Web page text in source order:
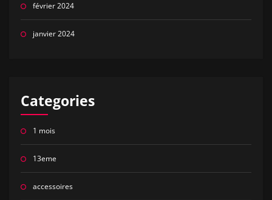
février 2024
janvier 2024
Categories
1 mois
13eme
accessoires